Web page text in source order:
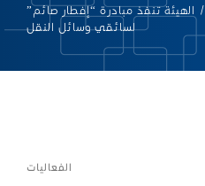
الهيئة تنفذ مبادرة “إفطار صائم”
لسائقي وسائل النقل
الفعاليات